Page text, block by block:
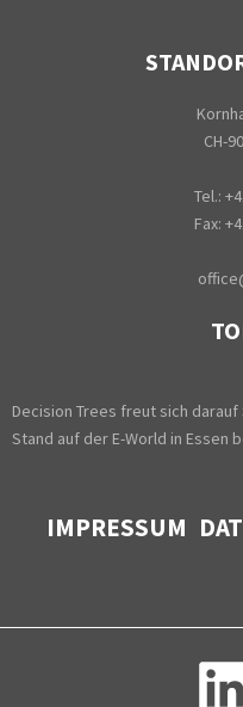
CH-
Tel.:
Fax:
Decision Trees freut sich darauf
Stand auf der E-World in Essen
IMPRESSUM